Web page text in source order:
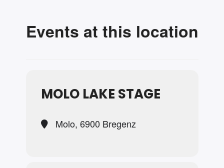
Events at this location
MOLO LAKE STAGE
Molo, 6900 Bregenz